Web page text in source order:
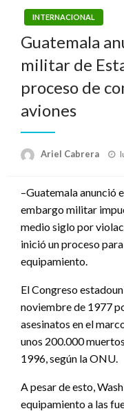
INTERNACIONAL
Guatemala
militar de
proceso de
aviones
Ariel Cabrera
–Guatemala anunció
embargo militar
medio siglo por
inició un proceso
equipamiento.
El Congreso
noviembre de 1977
asesinatos en el
unos 200.000
1996, según la ONU.
A pesar de esto,
equipamiento a las